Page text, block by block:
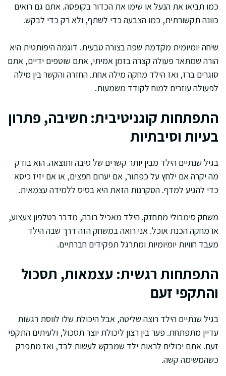
כמו תביאו את הנעל או שימו את הכדור בקופסה. אתם גם רואים
כוונה תקשורתית, כמו הצבעה כדי לשתף, ולא רק כדי לבקש.
שיחה יומיומית מקדמת שפה בצורה טבעית. דוגמה היפותטית היא
הורה שמתאר פעולה קצרה בזמן אמיתי, אתם שוטפים ידיים, אתם
סוגרים ברז, ואז הילד מחקה מילה אחת. החזרה והקשר בין מילה
לפעולה עוזרים למוח לקודד משמעות.
התפתחות קוגניטיבית: חשיבה, פתרון
בעיות וסיבתיות
בגיל שנתיים הילד מבין יותר קשרים של סיבה ותוצאה. הוא בודק
מה יקרה אם ילחץ על כפתור, אם יערום חפצים, או אם יזיז כיסא
כדי להגיע למדף. הסקרנות הזאת היא בסיס ללמידה עצמאית.
משחק סימבולי מתחזק. הילד מאכיל בובה, מדבר בטלפון צעצוע,
או מחקה הכנת אוכל. אני רואה במשחק הזה דרך שבה הילד
מעבד חוויות יומיומיות ומתרגל תפקידים חברתיים.
התפתחות רגשית: עצמאות, תסכול
והתקפי זעם
בגיל שנתיים הילד רוצה שליטה, אבל היכולת שלו לווסת רגשות
עדיין מתפתחת. פער בין רצון ליכולת יוצר תסכול, ולעיתים התקפי
זעם. אתם יכולים לראות ילד שמבקש לעשות לבד, ואז מתפרק
כשהמשימה קשה.